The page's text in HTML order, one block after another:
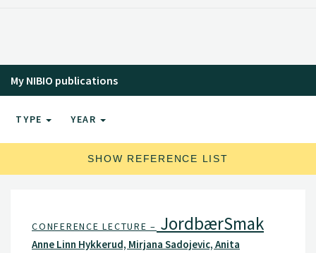
My NIBIO publications
TYPE YEAR
SHOW REFERENCE LIST
CONFERENCE LECTURE – JordbærSmak
Anne Linn Hykkerud, Mirjana Sadojevic, Anita